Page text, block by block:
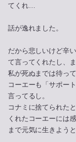
てくれ…
話が逸れました。
だから悲しいけど辛
て言ってくれたし、
私が死ぬまでは待っ
コーエーも「サポー
言ってるし。
コナミに捨てられた
くれたコーエーには
まで元気に生きよう